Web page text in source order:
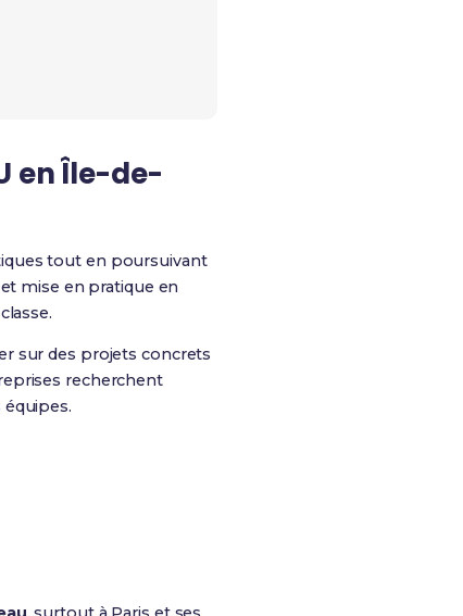
en Île-de-
tout en poursuivant
mise en pratique en
sur des projets concrets
recherchent